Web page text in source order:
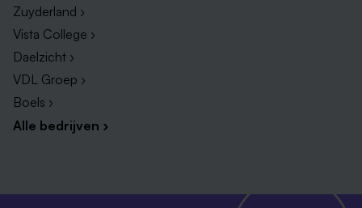
Zuyderland ›
Vista College ›
Daelzicht ›
VDL Groep ›
Boels ›
Alle bedrijven ›